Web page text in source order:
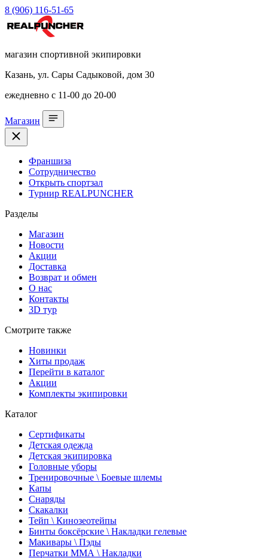
8 (906) 116-51-65
магазин спортивной экипировки
Казань, ул. Сары Садыковой, дом 30
ежедневно с 11-00 до 20-00
Магазин
Франшиза
Сотрудничество
Открыть спортзал
Турнир REALPUNCHER
Разделы
Магазин
Новости
Акции
Доставка
Возврат и обмен
О нас
Контакты
3D тур
Смотрите также
Новинки
Хиты продаж
Перейти в каталог
Акции
Комплекты экипировки
Каталог
Сертификаты
Детская одежда
Детская экипировка
Головные уборы
Тренировочные \ Боевые шлемы
Капы
Снаряды
Скакалки
Тейп \ Кинозеотейпы
Бинты боксёрские \ Накладки гелевые
Макивары \ Пэды
Перчатки ММА \ Накладки